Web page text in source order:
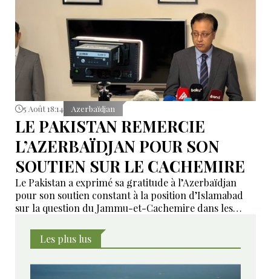
5 Août 18:14 Azerbaïdjan
LE PAKISTAN REMERCIE
L’AZERBAÏDJAN POUR SON
SOUTIEN SUR LE CACHEMIRE
Le Pakistan a exprimé sa gratitude à l’Azerbaïdjan
pour son soutien constant à la position d’Islamabad
sur la question du Jammu-et-Cachemire dans les
Les plus lus